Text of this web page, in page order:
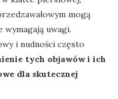
mogą
wymagają uwagi.
i nudności często
tych objawów i ich
dla skutecznej